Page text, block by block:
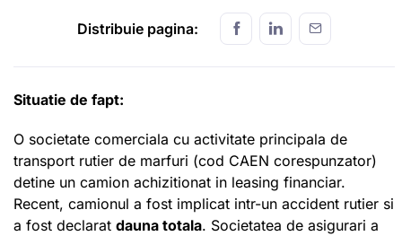
Distribuie pagina:
Situatie de fapt:
O societate comerciala cu activitate principala de
transport rutier de marfuri (cod CAEN corespunzator)
detine un camion achizitionat in leasing financiar.
Recent, camionul a fost implicat intr-un accident rutier si
a fost declarat dauna totala. Societatea de asigurari a